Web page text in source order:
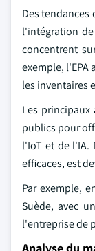
Des
l'intégration
concentrent
exemple, l'EPA
les inventaires
Les
publics pour
l'IoT et de l'IA.
efficaces, est
Par exemple,
Suède, avec
l'entreprise de